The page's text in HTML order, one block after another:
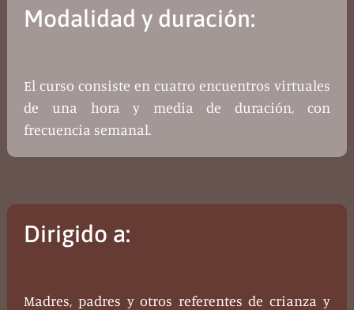
Modalidad y duración:
El curso consiste en cuatro encuentros virtuales
de una hora y media de duración, con
frecuencia semanal.
Dirigido a:
Madres, padres y otros referentes de crianza y